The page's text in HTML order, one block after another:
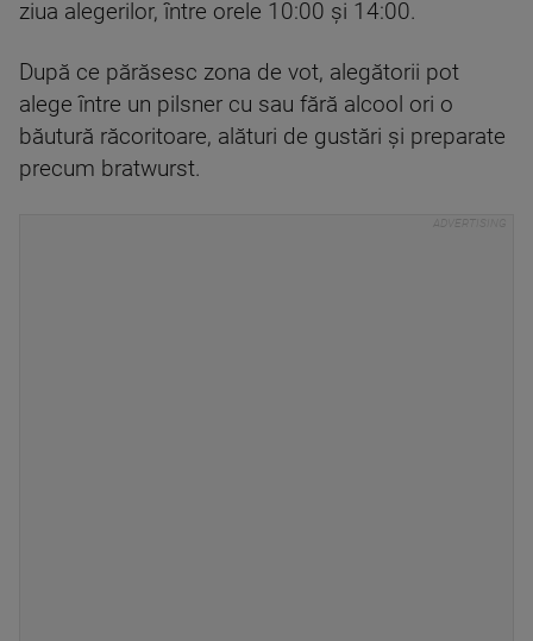
ziua alegerilor, între orele 10:00 și 14:00.
După ce părăsesc zona de vot, alegătorii pot
alege între un pilsner cu sau fără alcool ori o
băutură răcoritoare, alături de gustări și preparate
precum bratwurst.